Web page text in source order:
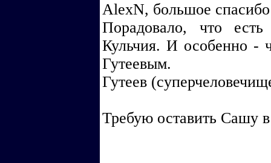
AlexN, большое
Порадовало, что есть
Кульчия. И особенно -
Гутеевым.
Гутеев
Требую оставить Сашу